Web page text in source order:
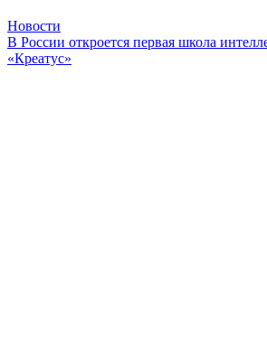
Новости
В России откроется первая школа
«Креатус»